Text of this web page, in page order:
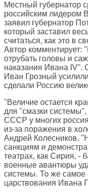
Местный губернатор
российским лидером
заявил губернатор
который заставил
считаться, как это в
Автор комментирует:
отрубать головы и
наказания Ивана IV".
Иван Грозный
сделали Россию
"Величие остается
для "смазки
СССР у многих
из-за поражения в
Андрей Колесников.
санкциям и
театрах, как Сирия, -
военные авантюры
системы. То же самое
царствования Ивана